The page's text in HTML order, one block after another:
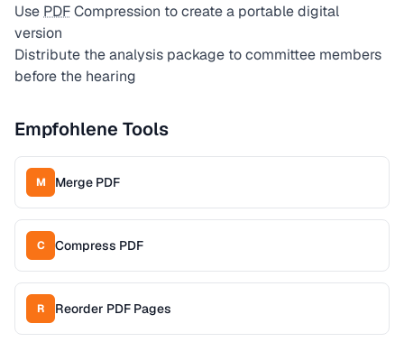
Use PDFCompression to create a portable digital
version
Distribute the analysis package to committee members
before the hearing
Empfohlene Tools
M Merge PDF
C Compress PDF
R Reorder PDF Pages